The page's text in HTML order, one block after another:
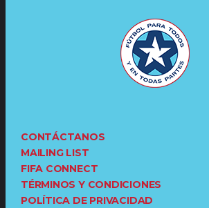
CONTÁCTANOS
MAILING LIST
FIFA CONNECT
TÉRMINOS Y CONDICIONES
POLÍTICA DE PRIVACIDAD